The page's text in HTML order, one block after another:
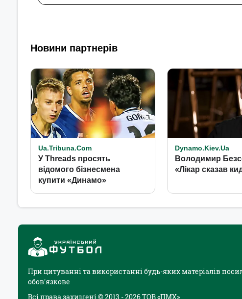
При цитуванні та використанні будь-яких матеріалів
обов'язкове
Всі права захищені © 2013 - 2026 ТОВ «ПМХ»